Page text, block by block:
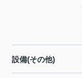
設備(その他)